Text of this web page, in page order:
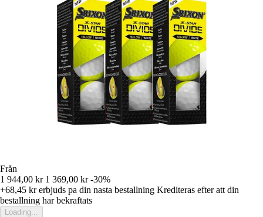
Från
1 944,00 kr 1 369,00 kr -30%
+68,45 krerbjuds pa din nasta bestallning Krediteras efter att din
bestallning har bekraftats
Loading...